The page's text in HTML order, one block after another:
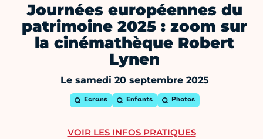
Journées européennes du
patrimoine 2025 : zoom sur
la cinémathèque Robert
Lynen
Le samedi 20 septembre 2025
Ecrans Enfants Photos
VOIR LES INFOS PRATIQUES